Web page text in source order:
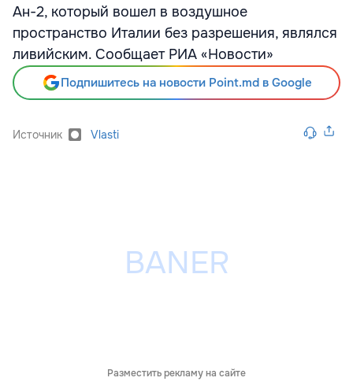
Ан-2, который вошел в воздушное
пространство Италии без разрешения, являлся
ливийским. Cообщает РИА «Новости»
Подпишитесь на новости Point.md в Google
Источник Vlasti
Разместить рекламу на сайте